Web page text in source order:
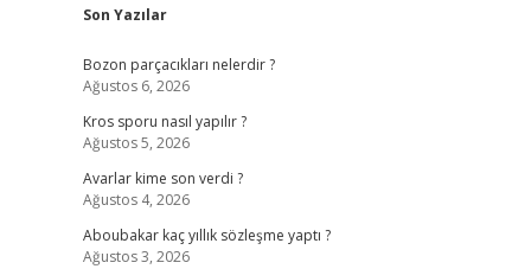
Sidebar
Son Yazılar
Bozon parçacıkları nelerdir ?
Ağustos 6, 2026
Kros sporu nasıl yapılır ?
Ağustos 5, 2026
Avarlar kime son verdi ?
Ağustos 4, 2026
Aboubakar kaç yıllık sözleşme yaptı ?
Ağustos 3, 2026